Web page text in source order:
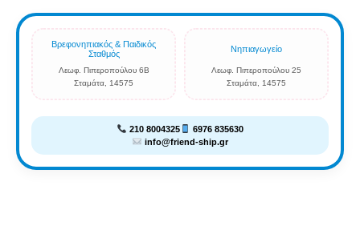
Βρεφονηπιακός & Παιδικός
Σταθμός
Λεωφ. Πιπεροπούλου 6Β
Σταμάτα, 14575
Νηπιαγωγείο
Λεωφ. Πιπεροπούλου 25
Σταμάτα, 14575
210 8004325
6976 835630
info@friend-ship.gr